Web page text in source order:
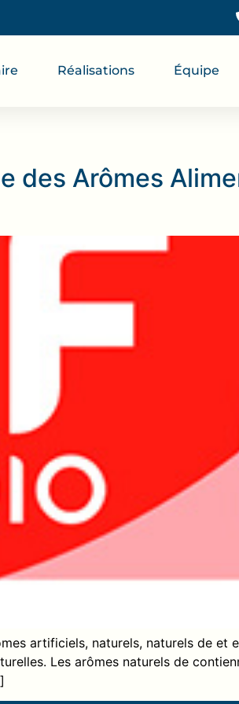
Réalisations Équipe
des Arômes
artificiels, naturels, naturels de et
Les arômes naturels de